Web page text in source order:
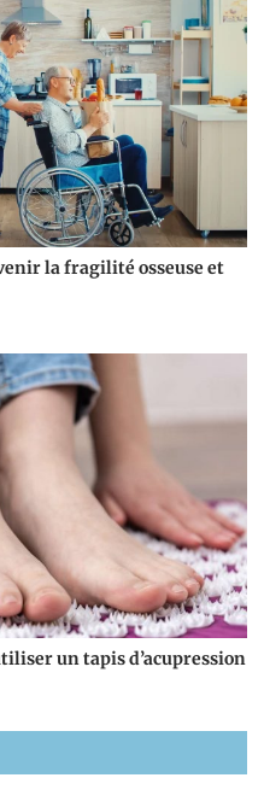
la fragilité osseuse et
un tapis d’acupression